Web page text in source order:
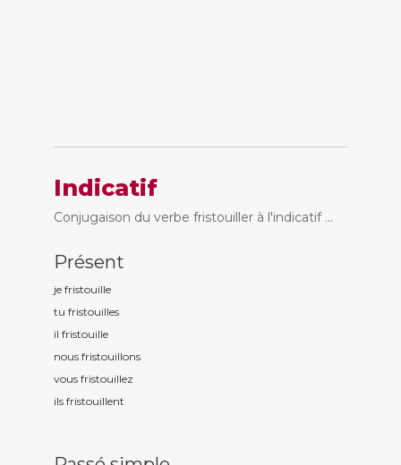
Indicatif
Conjugaison du verbe fristouiller à l'indicatif ...
Présent
je fristouille
tu fristouilles
il fristouille
nous fristouillons
vous fristouillez
ils fristouillent